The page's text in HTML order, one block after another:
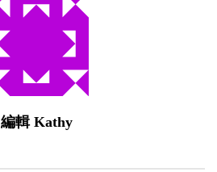
編輯 Kathy